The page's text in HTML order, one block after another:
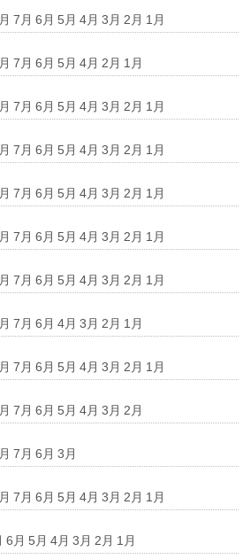
7月 6月 5月 4月 3月 2月 1月
7月 6月 5月 4月 2月 1月
7月 6月 5月 4月 3月 2月 1月
7月 6月 5月 4月 3月 2月 1月
7月 6月 5月 4月 3月 2月 1月
7月 6月 5月 4月 3月 2月 1月
7月 6月 5月 4月 3月 2月 1月
7月 6月 4月 3月 2月 1月
7月 6月 5月 4月 3月 2月 1月
7月 6月 5月 4月 3月 2月
7月 6月 3月
7月 6月 5月 4月 3月 2月 1月
6月 5月 4月 3月 2月 1月